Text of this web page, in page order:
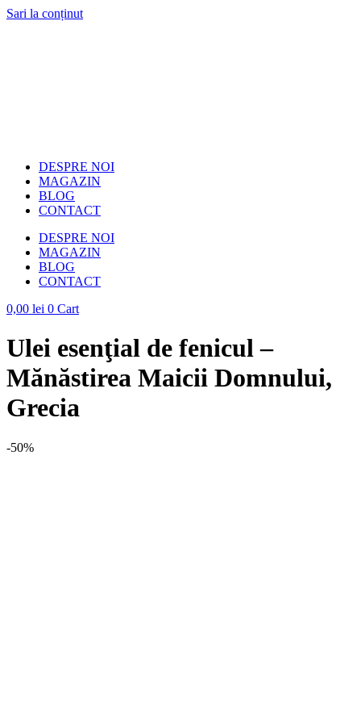
Sari la conținut
DESPRE NOI
MAGAZIN
BLOG
CONTACT
DESPRE NOI
MAGAZIN
BLOG
CONTACT
0,00 lei 0 Cart
Ulei esenţial de fenicul –
Mănăstirea Maicii Domnului,
Grecia
-50%